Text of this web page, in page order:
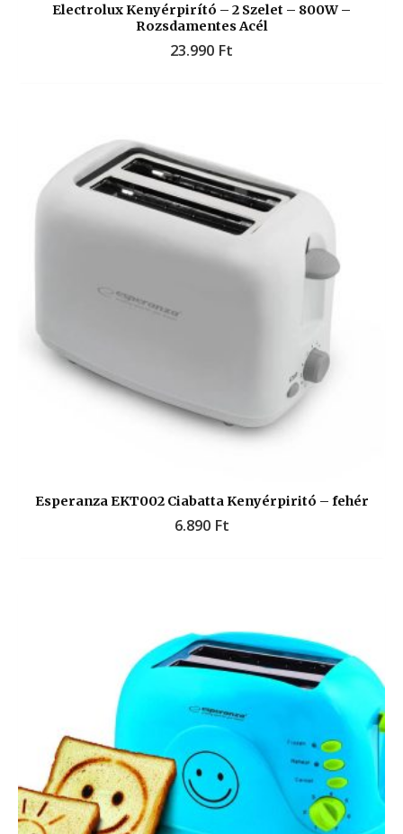
Electrolux Kenyérpirító – 2 Szelet – 800W –
Rozsdamentes Acél
23.990 Ft
Esperanza EKT002 Ciabatta Kenyérpiritó – fehér
6.890 Ft